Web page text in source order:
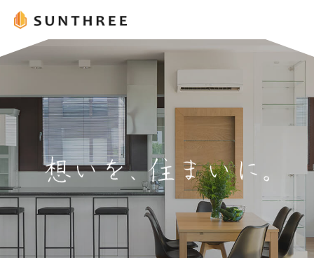
SUNTHREE のコロナ感染症対策
平素は、(株) SUNTHREE をご利用いただきまして誠にありがとうござ
弊社では国土交通省「 不動産業における新型コロナウイルス感染防止
ガイドライン 」に従い、お客様と従業員の安全確保に努めてまいりま
感染と拡大防止の為、ご理解とご協力のほど何卒宜しくお願い申し上
す。
感染・拡大防止対策を実施中